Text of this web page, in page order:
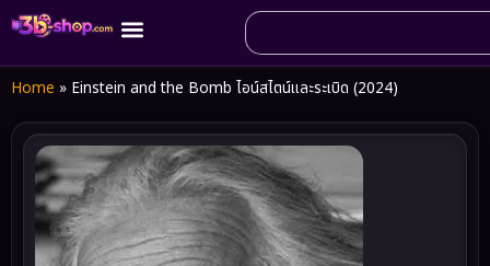
Home » Einstein and the Bomb ไอน์สไตน์และระเบิด (2024)